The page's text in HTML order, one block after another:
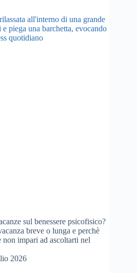
sul benessere psicofisico?
breve o lunga e perchè
non impari ad ascoltarti nel
2026